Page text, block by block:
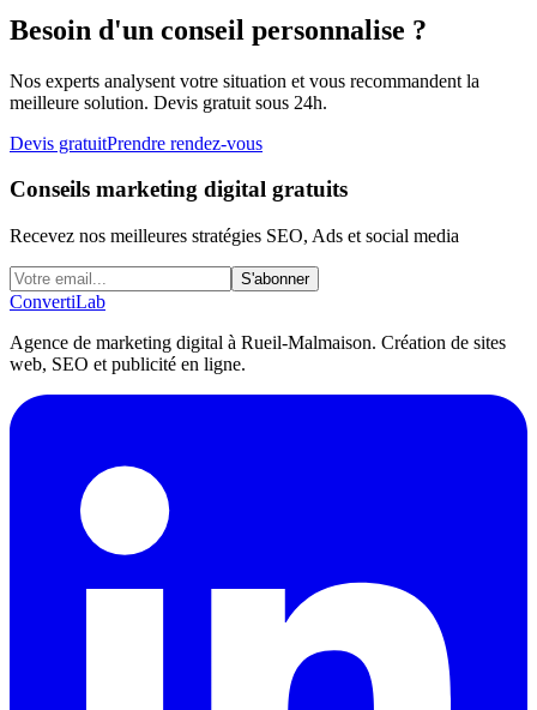
Besoin d'un conseil personnalise ?
Nos experts analysent votre situation et vous recommandent la
meilleure solution. Devis gratuit sous 24h.
Devis gratuitPrendre rendez-vous
Conseils marketing digital gratuits
Recevez nos meilleures stratégies SEO, Ads et social media
S'abonner
ConvertiLab
Agence de marketing digital à Rueil-Malmaison. Création de sites
web, SEO et publicité en ligne.